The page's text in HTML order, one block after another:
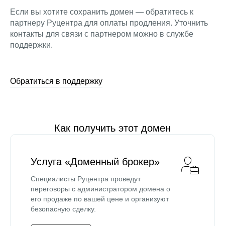
Если вы хотите сохранить домен — обратитесь к
партнеру Руцентра для оплаты продления. Уточнить
контакты для связи с партнером можно в службе
поддержки.
Обратиться в поддержку
Как получить этот домен
Услуга «Доменный брокер»
Специалисты Руцентра проведут
переговоры с администратором домена о
его продаже по вашей цене и организуют
безопасную сделку.